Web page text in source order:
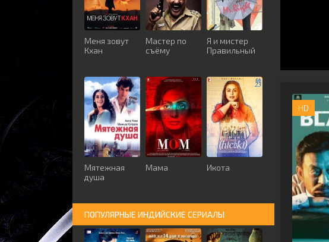
HD
Меня зовут
Кхан
Мастер по
съёму
Я и мистер
Правильный
Мятежная
душа
Мама Икота
ПОПУЛЯРНЫЕ ИНДИЙСКИЕ СЕРИАЛЫ